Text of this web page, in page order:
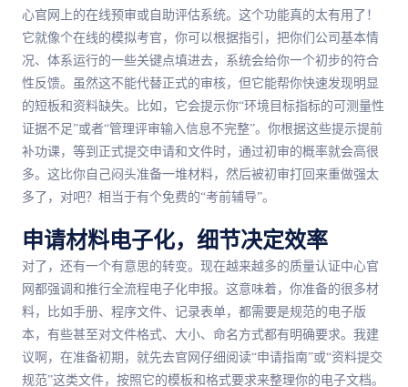
心官网上的在线预审或自助评估系统。这个功能真的太有用了！
它就像个在线的模拟考官，你可以根据指引，把你们公司基本情
况、体系运行的一些关键点填进去，系统会给你一个初步的符合
性反馈。虽然这不能代替正式的审核，但它能帮你快速发现明显
的短板和资料缺失。比如，它会提示你“环境目标指标的可测量性
证据不足”或者“管理评审输入信息不完整”。你根据这些提示提前
补功课，等到正式提交申请和文件时，通过初审的概率就会高很
多。这比你自己闷头准备一堆材料，然后被初审打回来重做强太
多了，对吧？相当于有个免费的“考前辅导”。
申请材料电子化，细节决定效率
对了，还有一个有意思的转变。现在越来越多的质量认证中心官
网都强调和推行全流程电子化申报。这意味着，你准备的很多材
料，比如手册、程序文件、记录表单，都需要是规范的电子版
本，有些甚至对文件格式、大小、命名方式都有明确要求。我建
议啊，在准备初期，就先去官网仔细阅读“申请指南”或“资料提交
规范”这类文件，按照它的模板和格式要求来整理你的电子文档。